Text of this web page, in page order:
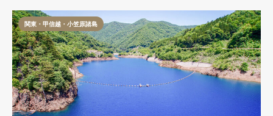
関東・甲信越・小笠原諸島